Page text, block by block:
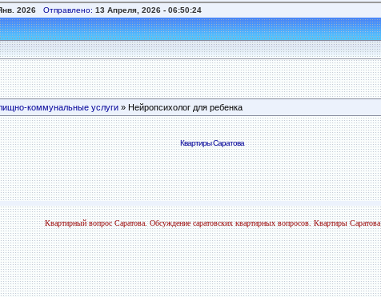
2026 Отправлено: 13 Апреля, 2026 - 06:50:24
коммунальные услуги » Нейропсихолог для ребенка
Квартиры Саратова
Квартирный вопрос Саратова. Обсуждение саратовских квартирных вопросов. Квартиры Саратова